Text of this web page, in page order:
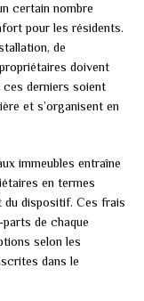
certain nombre
pour les résidents.
de
doivent
derniers soient
et s’organisent en
immeubles entraîne
en termes
du dispositif. Ces frais
de chaque
selon les
dans le